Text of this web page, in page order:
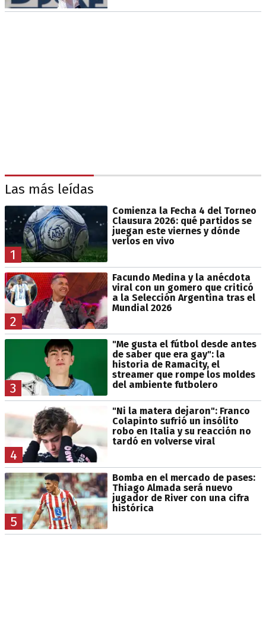
Las más leídas
1
Comienza la Fecha 4 del Torneo
Clausura 2026: qué partidos se
juegan este viernes y dónde
verlos en vivo
2
Facundo Medina y la anécdota
viral con un gomero que criticó
a la Selección Argentina tras el
Mundial 2026
3
"Me gusta el fútbol desde antes
de saber que era gay": la
historia de Ramacity, el
streamer que rompe los moldes
del ambiente futbolero
4
"Ni la matera dejaron": Franco
Colapinto sufrió un insólito
robo en Italia y su reacción no
tardó en volverse viral
5
Bomba en el mercado de pases:
Thiago Almada será nuevo
jugador de River con una cifra
histórica